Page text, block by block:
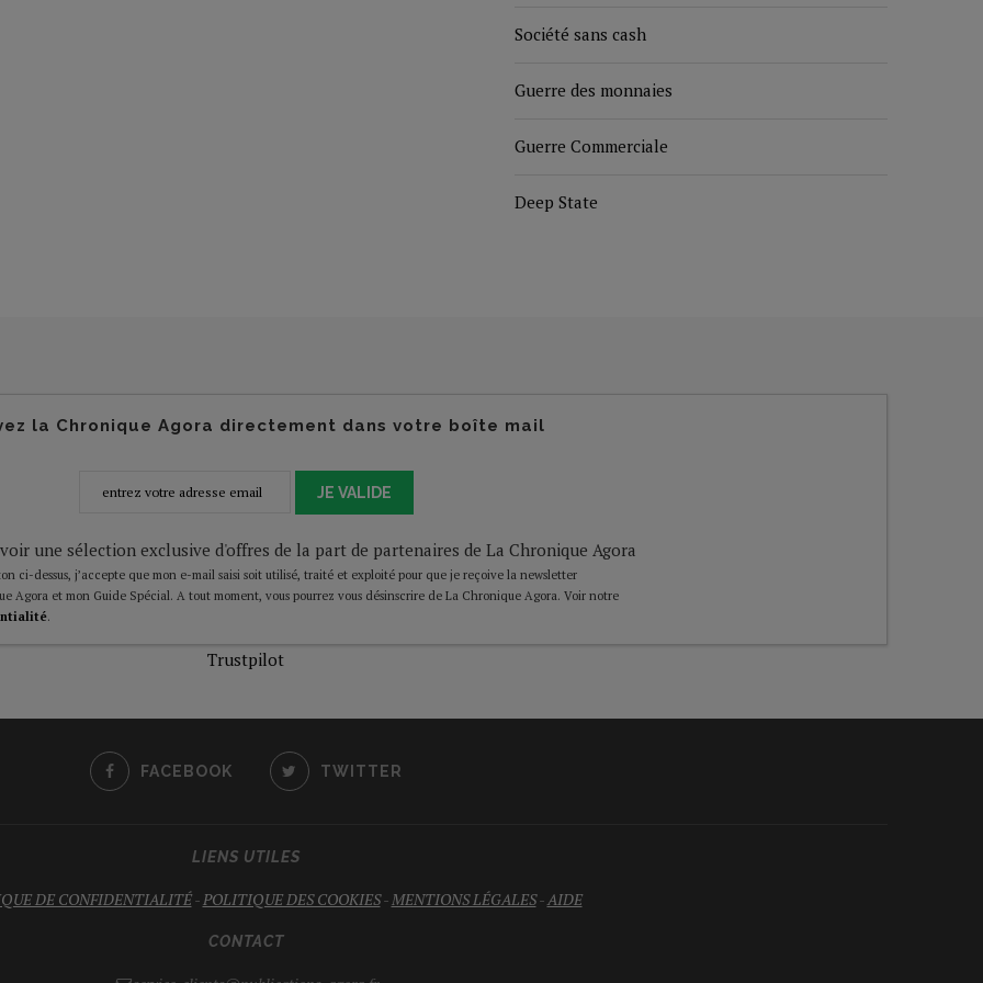
Société sans cash
Guerre des monnaies
Guerre Commerciale
Deep State
la Chronique Agora directement dans votre boîte mail
JE VALIDE
une sélection exclusive d'offres de la part de partenaires de La Chronique Agora
ci-dessus, j’accepte que mon e-mail saisi soit utilisé, traité et exploité pour que je reçoive la newsletter
Agora et mon Guide Spécial. A tout moment, vous pourrez vous désinscrire de La Chronique Agora. Voir notre
.
Trustpilot
FACEBOOK TWITTER
LIENS UTILES
DE CONFIDENTIALITÉ-POLITIQUE DES COOKIES-MENTIONS LÉGALES-AIDE
CONTACT